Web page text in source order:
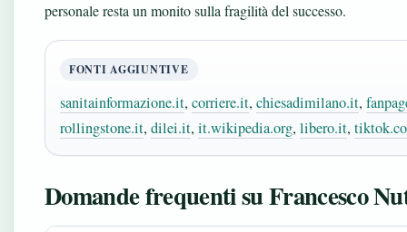
personale resta un monito sulla fragilità del successo.
FONTI AGGIUNTIVE
sanitainformazione.it, corriere.it, chiesadimilano.it,
rollingstone.it, dilei.it, it.wikipedia.org, libero.it,
Domande frequenti su Francesco